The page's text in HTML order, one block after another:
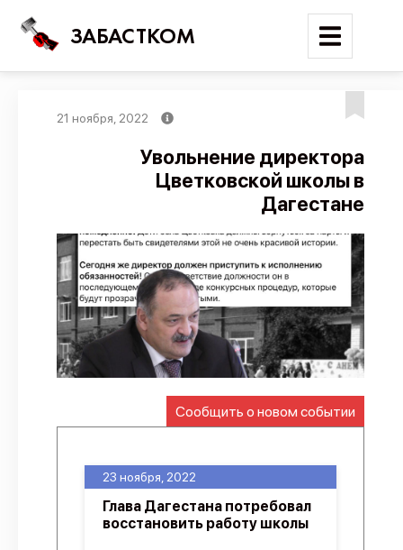
ЗАБАСТКОМ
Поиск
Карта событий
Трудовые конфликты
Отчеты
Предложить публикацию
Справочник
API
О проекте
21 ноября, 2022
Увольнение директора
Цветковской школы в
Дагестане
Сообщить о новом событии
23 ноября, 2022
Глава Дагестана потребовал
восстановить работу школы